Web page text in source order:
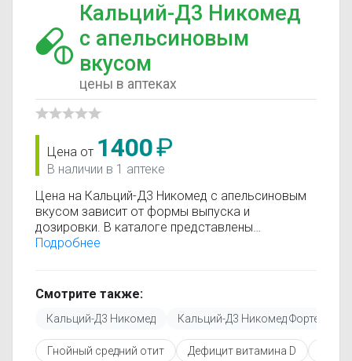
Кальций-Д3 Никомед
с апельсиновым
вкусом
цены в аптеках
Цена от 1400₽
В наличии в 1 аптеке
Цена на Кальций-Д3 Никомед с апельсиновым
вкусом зависит от формы выпуска и
дозировки. В каталоге представлены
предложения от разных аптек, что позволяет
Информация о стоимости регулярно
обновляется, поэтому вы видите только
актуальные данные.
Перед покупкой рекомендуется ознакомиться с
инструкцией по применению, показаниями и
Подробнее
Смотрите также:
Кальций-Д3 Никомед Кальций-Д3 Никомед Форте
Гнойный средний отит Дефицит витамина D